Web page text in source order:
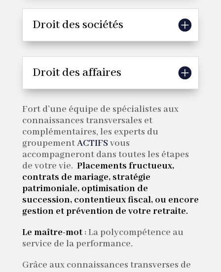
Droit des sociétés
Droit des affaires
Fort d’une équipe de spécialistes aux
connaissances transversales et
complémentaires, les experts du
groupementACTIFS vous
accompagneront dans toutes les étapes
de votre vie. Placements fructueux,
contrats de mariage, stratégie
patrimoniale, optimisation de
succession, contentieux fiscal, ou encore
gestion et prévention de votre retraite.
Le maître-mot:La polycompétence au
service de la performance.
Grâce aux connaissances transverses de